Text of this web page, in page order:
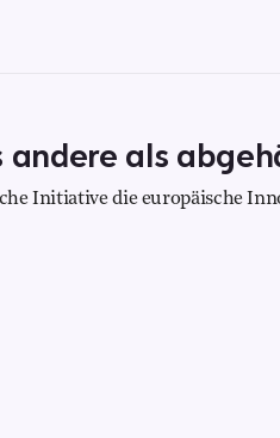
andere als
Initiative die europäische